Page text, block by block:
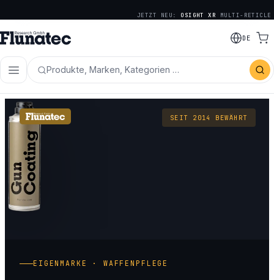
JETZT NEU: OSIGHT XR MULTI-RETICLE
DE
Produkte, Marken, Kategorien …
EIGENMARKE · WAFFENPFLEGE
SEIT 2014 BEWÄHRT